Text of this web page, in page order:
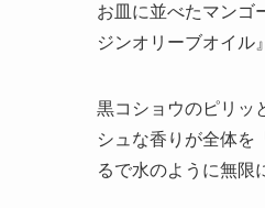
お皿に並べたマンゴ
ジンオリーブオイル
黒コショウのピリッ
シュな香りが全体を
るで水のように無限